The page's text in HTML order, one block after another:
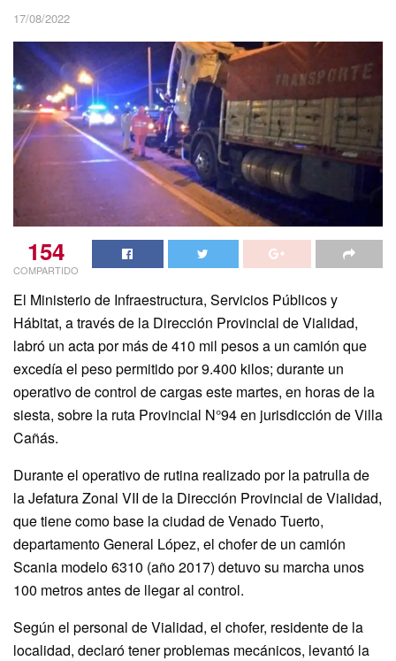
17/08/2022
154
COMPARTIDO
El Ministerio de Infraestructura, Servicios Públicos y
Hábitat, a través de la Dirección Provincial de Vialidad,
labró un acta por más de 410 mil pesos a un camión que
excedía el peso permitido por 9.400 kilos; durante un
operativo de control de cargas este martes, en horas de la
siesta, sobre la ruta Provincial N°94 en jurisdicción de Villa
Cañás.
Durante el operativo de rutina realizado por la patrulla de
la Jefatura Zonal VII de la Dirección Provincial de Vialidad,
que tiene como base la ciudad de Venado Tuerto,
departamento General López, el chofer de un camión
Scania modelo 6310 (año 2017) detuvo su marcha unos
100 metros antes de llegar al control.
Según el personal de Vialidad, el chofer, residente de la
localidad, declaró tener problemas mecánicos, levantó la